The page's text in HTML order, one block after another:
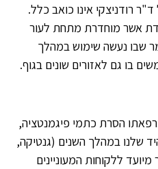
רודניצקי אינו כואב כלל.
אשר מוחדרת מתחת לעור
שבו נעשה שימוש במהלך
בו גם לאזורים שונים בגוף.
הסרת כתמי פיגמנטציה,
שלנו במהלך השנים (גנטיקה,
ללקוחות המעוניינים